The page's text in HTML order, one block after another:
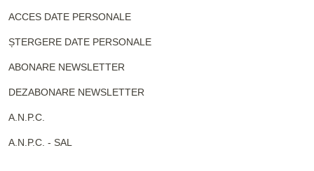
ACCES DATE PERSONALE
ȘTERGERE DATE PERSONALE
ABONARE NEWSLETTER
DEZABONARE NEWSLETTER
A.N.P.C.
A.N.P.C. - SAL